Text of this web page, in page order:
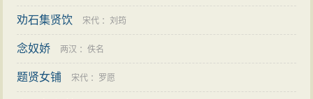
劝石集贤饮 宋代 ：刘筠
念奴娇 两汉 ：佚名
题贤女铺 宋代 ： 罗愿